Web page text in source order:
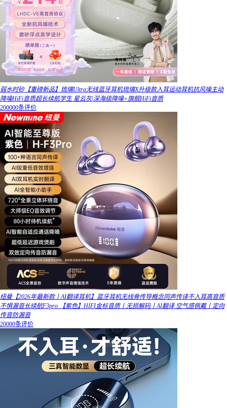
弱水时砂【重磅新品】琉璃Ultra无线蓝牙耳机琉璃X升级款入耳运动耳机抗风噪主动
降噪HiFi音质超长续航学生 星云灰|深海级降噪+旗舰HiFi音质
200000条评价
纽曼【2026年最新款丨AI翻译耳机】蓝牙耳机无线骨传导概念同声传译不入耳高音质
不惧漏音长续航F3pro 【紫色】HIFI金标音质丨无损解码丨AI翻译 空气感佩戴丨定向
传音防漏音
20000条评价